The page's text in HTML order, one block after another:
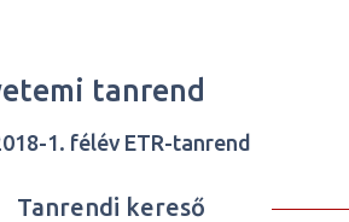
tanrend
1. félév ETR-tanrend
Tanrendi kereső